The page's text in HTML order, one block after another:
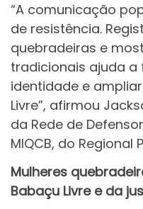
“A comunicação
de resistência.
quebradeiras e
tradicionais ajuda a
identidade e
Livre”, afirmou
da Rede de
MIQCB, do Regional
Mulheres
Babaçu Livre e da